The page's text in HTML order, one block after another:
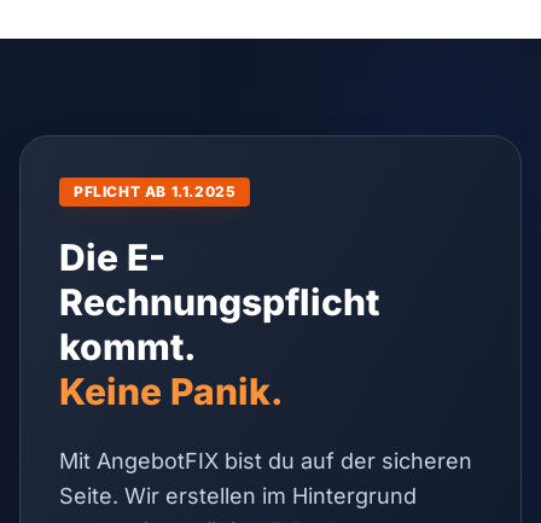
PFLICHT AB 1.1.2025
Die E-
Rechnungspflicht
kommt.
Keine Panik.
Mit AngebotFIX bist du auf der sicheren
Seite. Wir erstellen im Hintergrund